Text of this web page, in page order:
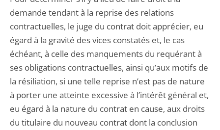
demande tendant à la reprise des relations
contractuelles, le juge du contrat doit apprécier, eu
égard à la gravité des vices constatés et, le cas
échéant, à celle des manquements du requérant à
ses obligations contractuelles, ainsi qu’aux motifs de
la résiliation, si une telle reprise n’est pas de nature
à porter une atteinte excessive à l’intérêt général et,
eu égard à la nature du contrat en cause, aux droits
du titulaire du nouveau contrat dont la conclusion